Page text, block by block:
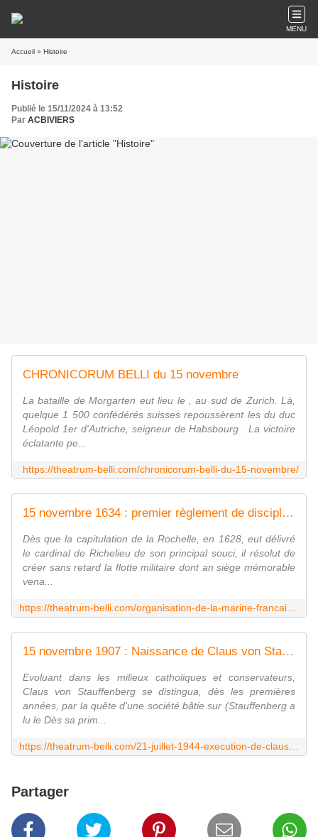
MENU
Accueil » Histoire
Histoire
Publié le 15/11/2024 à 13:52
Par ACBIVIERS
CHRONICORUM BELLI du 15 novembre
La bataille de Morgarten eut lieu le , au sud de Zurich. Là,
quelque 1 500 confédérés suisses repoussèrent les du duc
Léopold 1er d'Autriche, seigneur de Habsbourg . La victoire
éclatante pe...
https://theatrum-belli.com/chronicorum-belli-du-15-novembre/
15 novembre 1634 : premier règlement de discipline de la Marine par le cardinal de Richelieu
Dès que la capitulation de la Rochelle, en 1628, eut délivré
le cardinal de Richelieu de son principal souci, il résolut de
créer sans retard la flotte militaire dont an siège mémorable
vena...
15 novembre 1907 : Naissance de Claus von Stauffenberg
Evoluant dans les milieux catholiques et conservateurs,
Claus von Stauffenberg se distingua, dès les premières
années, par la quête d'une société bâtie sur (Stauffenberg a
lu le Dès sa prim...
Partager